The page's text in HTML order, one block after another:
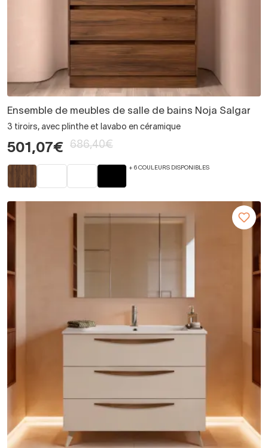
Ensemble de meubles de salle de bains Noja Salgar
3 tiroirs, avec plinthe et lavabo en céramique
501,07€ 686,40€
+ 6 COULEURS DISPONIBLES